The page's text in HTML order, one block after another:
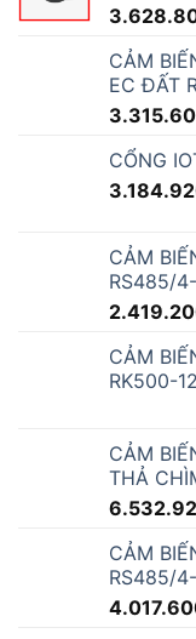
CẢM
EC ĐẤT
CỔNG
CẢM
RS485/
CẢM
RK500-12
CẢM
THẢ
CẢM
RS485/